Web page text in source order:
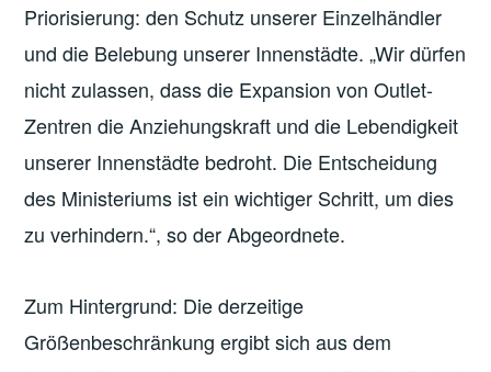
Priorisierung: den Schutz unserer Einzelhändler
und die Belebung unserer Innenstädte. „Wir dürfen
nicht zulassen, dass die Expansion von Outlet-
Zentren die Anziehungskraft und die Lebendigkeit
unserer Innenstädte bedroht. Die Entscheidung
des Ministeriums ist ein wichtiger Schritt, um dies
zu verhindern.“, so der Abgeordnete.
Zum Hintergrund: Die derzeitige
Größenbeschränkung ergibt sich aus dem